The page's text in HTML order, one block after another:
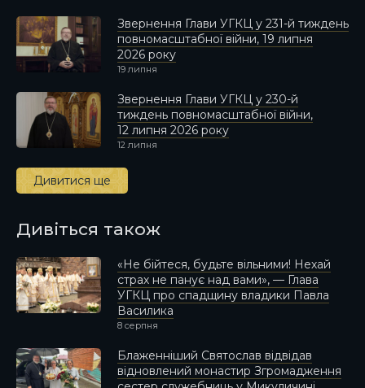
Звернення Глави УГКЦ у 231-й тиждень
повномасштабної війни, 19 липня
2026 року
19 липня
Звернення Глави УГКЦ у 230-й
тиждень повномасштабної війни,
12 липня 2026 року
12 липня
Дивитися ще
Дивіться також
«Не бійтеся, будьте вільними! Нехай
страх не панує над вами», — Глава
УГКЦ про спадщину владики Павла
Василика
8 серпня
Блаженніший Святослав відвідав
відновлений монастир Згромадження